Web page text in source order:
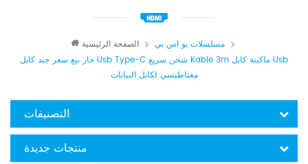
الصفحة الرئيسية
مسلسلات يو اس بي
حار بيع سعر جيد كابل Usb Type-C شحن سريع Kable 3m ماكينة كابل Usb
مغناطيسي لكابل البيانات
التصنيفات
منتجات جديدة